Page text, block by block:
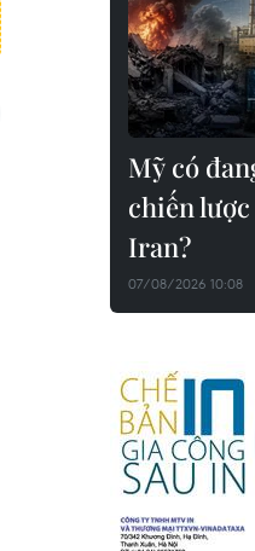
Mỹ có
chiến
Iran?
07/08/2026 10:08